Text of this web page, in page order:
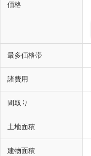
価格
最多価格帯
諸費用
間取り
土地面積
建物面積